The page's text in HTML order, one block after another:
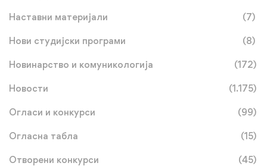
Наставни материјали (7)
Нови студијски програми (8)
Новинарство и комуникологија (172)
Новости (1.175)
Огласи и конкурси (99)
Огласна табла (15)
Отворени конкурси (45)